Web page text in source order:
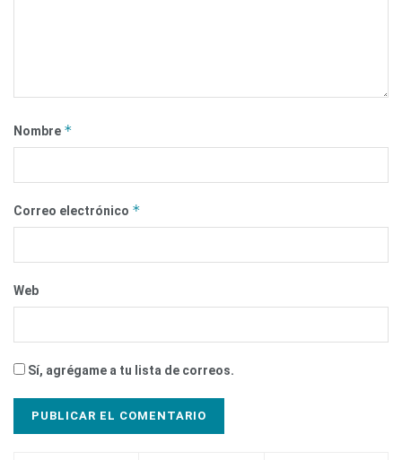
Nombre *
Correo electrónico *
Web
Sí, agrégame a tu lista de correos.